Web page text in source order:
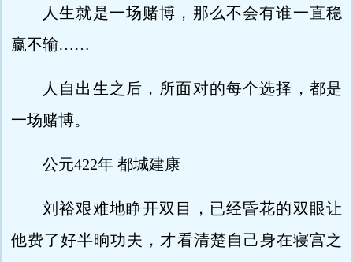
人生就是一场赌博，那么不会有谁一直稳
赢不输……
人自出生之后，所面对的每个选择，都是
一场赌博。
公元422年 都城建康
刘裕艰难地睁开双目，已经昏花的双眼让
他费了好半晌功夫，才看清楚自己身在寝宫之